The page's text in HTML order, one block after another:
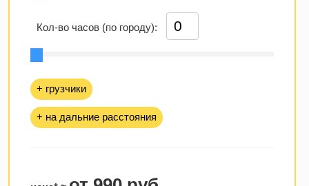
Кол-во часов (по городу):
+ грузчики
+ на дальние расстояния